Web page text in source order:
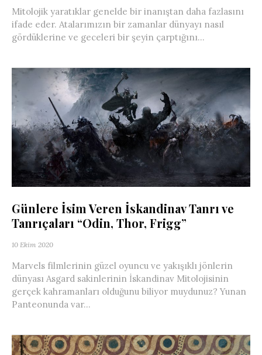
Mitolojik yaratıklar genelde bir inanıştan daha fazlasını
ifade eder. Atalarımızın bir zamanlar dünyayı nasıl
gördüklerine ve geceleri bir şeyin çarptığını...
Günlere İsim Veren İskandinav Tanrı ve
Tanrıçaları “Odin, Thor, Frigg”
10 Ekim 2020
Marvels filmlerinin güzel oyuncu ve yakışıklı jönlerin
dünyası Asgard sakinlerinin İskandinav Mitolojisinin
gerçek kahramanları olduğunu biliyor muydunuz? Yunan
Panteonunda var...